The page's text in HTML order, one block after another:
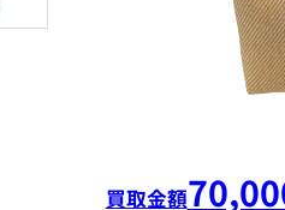
買取金額